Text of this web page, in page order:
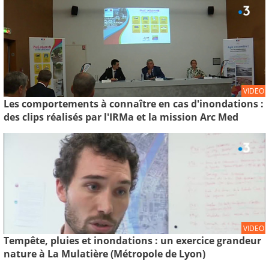
VIDEO
Les comportements à connaître en cas d'inondations :
des clips réalisés par l'IRMa et la mission Arc Med
VIDEO
Tempête, pluies et inondations : un exercice grandeur
nature à La Mulatière (Métropole de Lyon)